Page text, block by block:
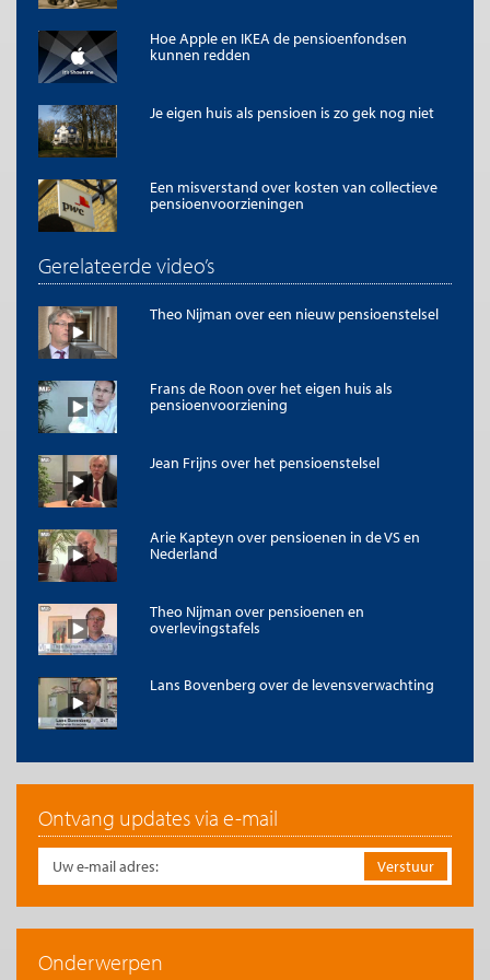
online, een link naar het artikel. Volledige overname is slechts beperkt
toegestaan. Voor meer informatie, zie onze
copyright richtlijnen
Afbeelding
Afbeelding ‘Generation Grundeinkommen - Im Safe der ehemaligen
Schweizerischen Volksbank
’ van Generation Grundeinkommen ( CC BY-NC
2.0)
Hoe Apple en IKEA de pensioenfondsen
kunnen redden
Je eigen huis als pensioen is zo gek nog niet
Een misverstand over kosten van collectieve
pensioenvoorzieningen
Gerelateerde video’s
Theo Nijman over een nieuw pensioenstelsel
Frans de Roon over het eigen huis als
pensioenvoorziening
Jean Frijns over het pensioenstelsel
Arie Kapteyn over pensioenen in de VS en
Nederland
Theo Nijman over pensioenen en
overlevingstafels
Lans Bovenberg over de levensverwachting
Ontvang updates via e-mail
Onderwerpen